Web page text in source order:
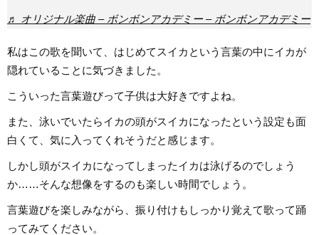
♬ オリジナル楽曲 – ボンボンアカデミー – ボンボンアカデミー
私はこの歌を聞いて、はじめてスイカという言葉の中にイカが
隠れていることに気づきました。
こういった言葉遊びって子供は大好きですよね。
また、泳いでいたらイカの頭がスイカになったという設定も面
白くて、気に入ってくれそうだと感じます。
しかし頭がスイカになってしまったイカは泳げるのでしょう
か……そんな想像をするのも楽しい時間でしょう。
言葉遊びを楽しみながら、振り付けもしっかり覚えて歌って踊
ってみてください。